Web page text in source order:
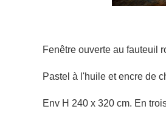
Fenêtre ouverte au fauteuil
Pastel à l'huile et encre de
Env H 240 x 320 cm. En